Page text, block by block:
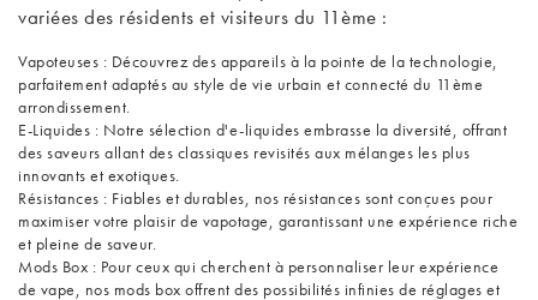
variées des résidents et visiteurs du 11ème :
Vapoteuses : Découvrez des appareils à la pointe de la technologie,
parfaitement adaptés au style de vie urbain et connecté du 11ème
arrondissement.
E-Liquides : Notre sélection d'e-liquides embrasse la diversité, offrant
des saveurs allant des classiques revisités aux mélanges les plus
innovants et exotiques.
Résistances : Fiables et durables, nos résistances sont conçues pour
maximiser votre plaisir de vapotage, garantissant une expérience riche
et pleine de saveur.
Mods Box : Pour ceux qui cherchent à personnaliser leur expérience
de vape, nos mods box offrent des possibilités infinies de réglages et